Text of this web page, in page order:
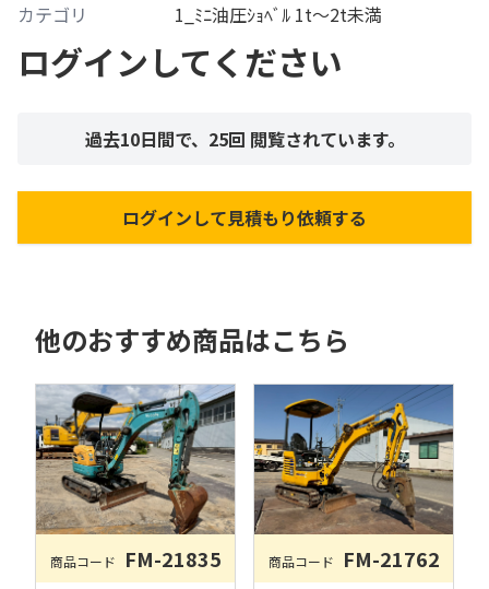
カテゴリ
1_ﾐﾆ油圧ｼｮﾍﾞﾙ 1t～2t未満
ログインしてください
過去10日間で、 25回 閲覧されています。
ログインして見積もり依頼する
他のおすすめ商品はこちら
商品コード FM-21835 商品コード FM-21762